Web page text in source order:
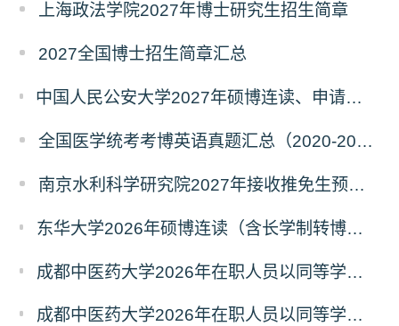
上海政法学院2027年博士研究生招生简章
2027全国博士招生简章汇总
中国人民公安大学2027年硕博连读、申请考核、本科直博博士研究生招生报名事宜的通知
全国医学统考考博英语真题汇总（2020-2026年）
南京水利科学研究院2027年接收推免生预报名公告
东华大学2026年硕博连读（含长学制转博）博士研究生拟录取名单公示
成都中医药大学2026年在职人员以同等学力申请中西医结合博士学术学位招生章程
成都中医药大学2026年在职人员以同等学力申请中医博士专业学位招生章程